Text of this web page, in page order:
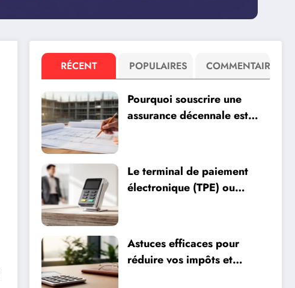
RÉCENT POPULAIRES COMMENTAIRE
Pourquoi souscrire une
assurance décennale est
Le terminal de paiement
électronique (TPE) ou
pour optimiser vos
encaissements ?
Astuces efficaces pour
réduire vos impôts et